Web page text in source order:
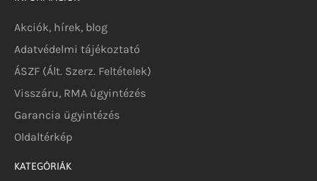
Akciók, hírek, blog
Adatvédelmi tájékoztató
ÁSZF (Ált. Szerz. Feltételek)
Visszáru, RMA ügyintézés
Garancia ügyintézés
Oldaltérkép
KATEGÓRIÁK